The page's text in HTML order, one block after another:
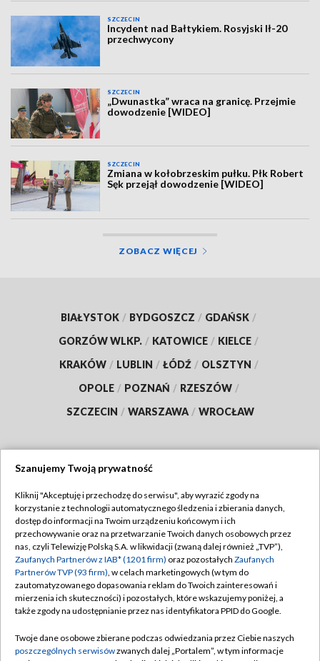
SZCZECIN
Incydent nad Bałtykiem. Rosyjski Ił-20
przechwycony
SZCZECIN
„Dwunastka” wraca na granicę. Przejmie
dowodzenie [WIDEO]
SZCZECIN
Zmiana w kołobrzeskim pułku. Płk Robert
Sęk przejął dowodzenie [WIDEO]
ZOBACZ WIĘCEJ
BIAŁYSTOK / BYDGOSZCZ / GDAŃSK /
GORZÓW WLKP. / KATOWICE / KIELCE /
KRAKÓW / LUBLIN / ŁÓDŹ / OLSZTYN /
OPOLE / POZNAŃ / RZESZÓW /
SZCZECIN / WARSZAWA / WROCŁAW
TVP
Abonament TVP
Emisja w TVP
Centrum informacji TVP
Naziemna Telewizja Cyfrowa
Rada Programowa
Regulamin TVP
Polityka prywatności
Moje zgody
Pomoc
Kontakt
Szanujemy Twoją prywatność
Kliknij "Akceptuję i przechodzę do serwisu", aby wyrazić zgody na
korzystanie z technologii automatycznego śledzenia i zbierania danych,
dostęp do informacji na Twoim urządzeniu końcowym i ich
przechowywanie oraz na przetwarzanie Twoich danych osobowych przez
nas, czyli Telewizję Polską S.A. w likwidacji (zwaną dalej również „TVP”),
Zaufanych Partnerów z IAB* (1201 firm) oraz pozostałych Zaufanych
Partnerów TVP (93 firm), w celach marketingowych (w tym do
zautomatyzowanego dopasowania reklam do Twoich zainteresowań i
mierzenia ich skuteczności) i pozostałych, które wskazujemy poniżej, a
także zgody na udostępnianie przez nas identyfikatora PPID do Google.
Twoje dane osobowe zbierane podczas odwiedzania przez Ciebie naszych
poszczególnych serwisówzwanych dalej „Portalem”, w tym informacje